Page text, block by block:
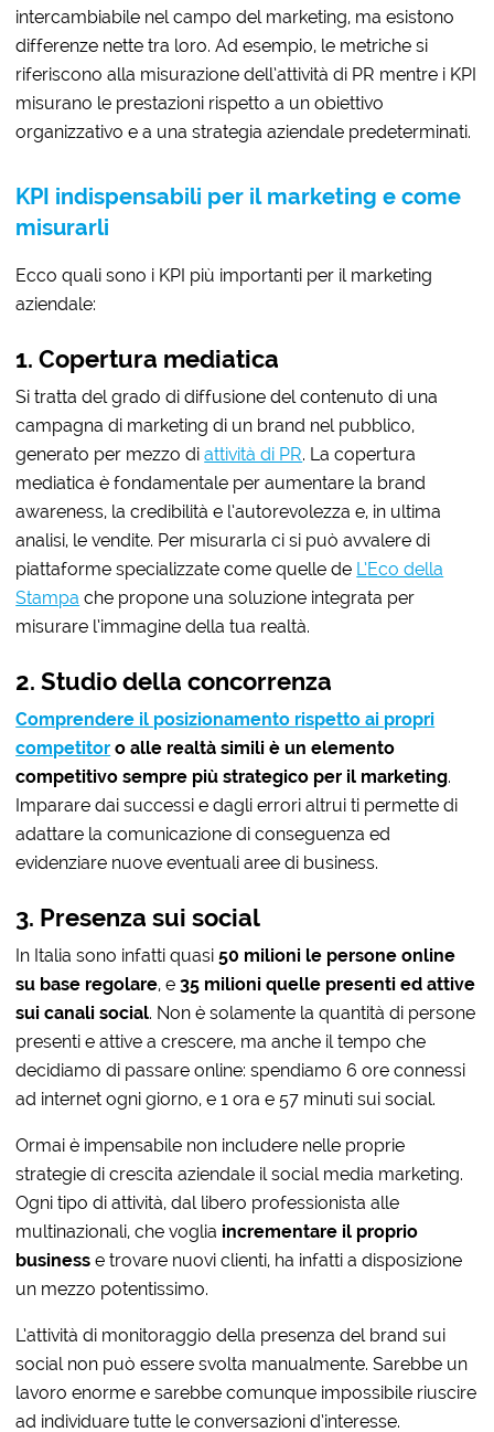
intercambiabile nel campo del marketing, ma esistono
differenze nette tra loro. Ad esempio, le metriche si
riferiscono alla misurazione dell’attività di PR mentre i KPI
misurano le prestazioni rispetto a un obiettivo
organizzativo e a una strategia aziendale predeterminati.
KPI indispensabili per il marketing e come
misurarli
Ecco quali sono i KPI più importanti per il marketing
aziendale:
1. Copertura mediatica
Si tratta del grado di diffusione del contenuto di una
campagna di marketing di un brand nel pubblico,
generato per mezzo diattività di PR. La copertura
mediatica è fondamentale per aumentare la brand
awareness, la credibilità e l’autorevolezza e, in ultima
analisi, le vendite. Per misurarla ci si può avvalere di
piattaforme specializzate come quelle de L’Eco della
Stampa che propone una soluzione integrata per
misurare l’immagine della tua realtà.
2.Studio della concorrenza
Comprendere il posizionamento rispetto ai propri
competitor o alle realtà simili è un elemento
competitivo sempre più strategico per il marketing.
Imparare dai successi e dagli errori altrui ti permette di
adattare la comunicazione di conseguenza ed
evidenziare nuove eventuali aree di business.
3. Presenza sui social
In Italia sono infatti quasi50 milioni le persone online
su base regolare, e35 milioni quelle presenti ed attive
sui canali social. Non è solamente la quantità di persone
presenti e attive a crescere, ma anche il tempo che
decidiamo di passare online: spendiamo 6 ore connessi
ad internet ogni giorno, e 1 ora e 57 minuti sui social.
Ormai è impensabile non includere nelle proprie
strategie di crescita aziendale il social media marketing.
Ogni tipo di attività, dal libero professionista alle
multinazionali, che voglia incrementare il proprio
businesse trovare nuovi clienti, ha infatti a disposizione
un mezzo potentissimo.
L’attività di monitoraggio della presenza del brand sui
social non può essere svolta manualmente. Sarebbe un
lavoro enorme e sarebbe comunque impossibile riuscire
ad individuare tutte le conversazioni d’interesse.